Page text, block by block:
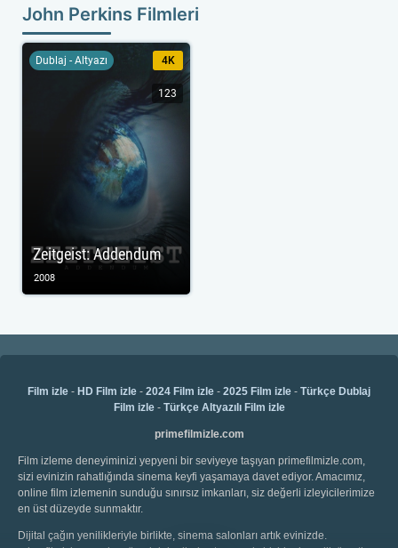
John Perkins Filmleri
Zeitgeist: Addendum
Dublaj - Altyazı 4K
123
2008
Film izle - HD Film izle - 2024 Film izle - 2025 Film izle - Türkçe Dublaj
Film izle- Türkçe Altyazılı Film izle
primefilmizle.com
Film izleme deneyiminizi yepyeni bir seviyeye taşıyan primefilmizle.com,
sizi evinizin rahatlığında sinema keyfi yaşamaya davet ediyor. Amacımız,
online film izlemenin sunduğu sınırsız imkanları, siz değerli izleyicilerimize
en üst düzeyde sunmaktır.
Dijital çağın yenilikleriyle birlikte, sinema salonları artık evinizde.